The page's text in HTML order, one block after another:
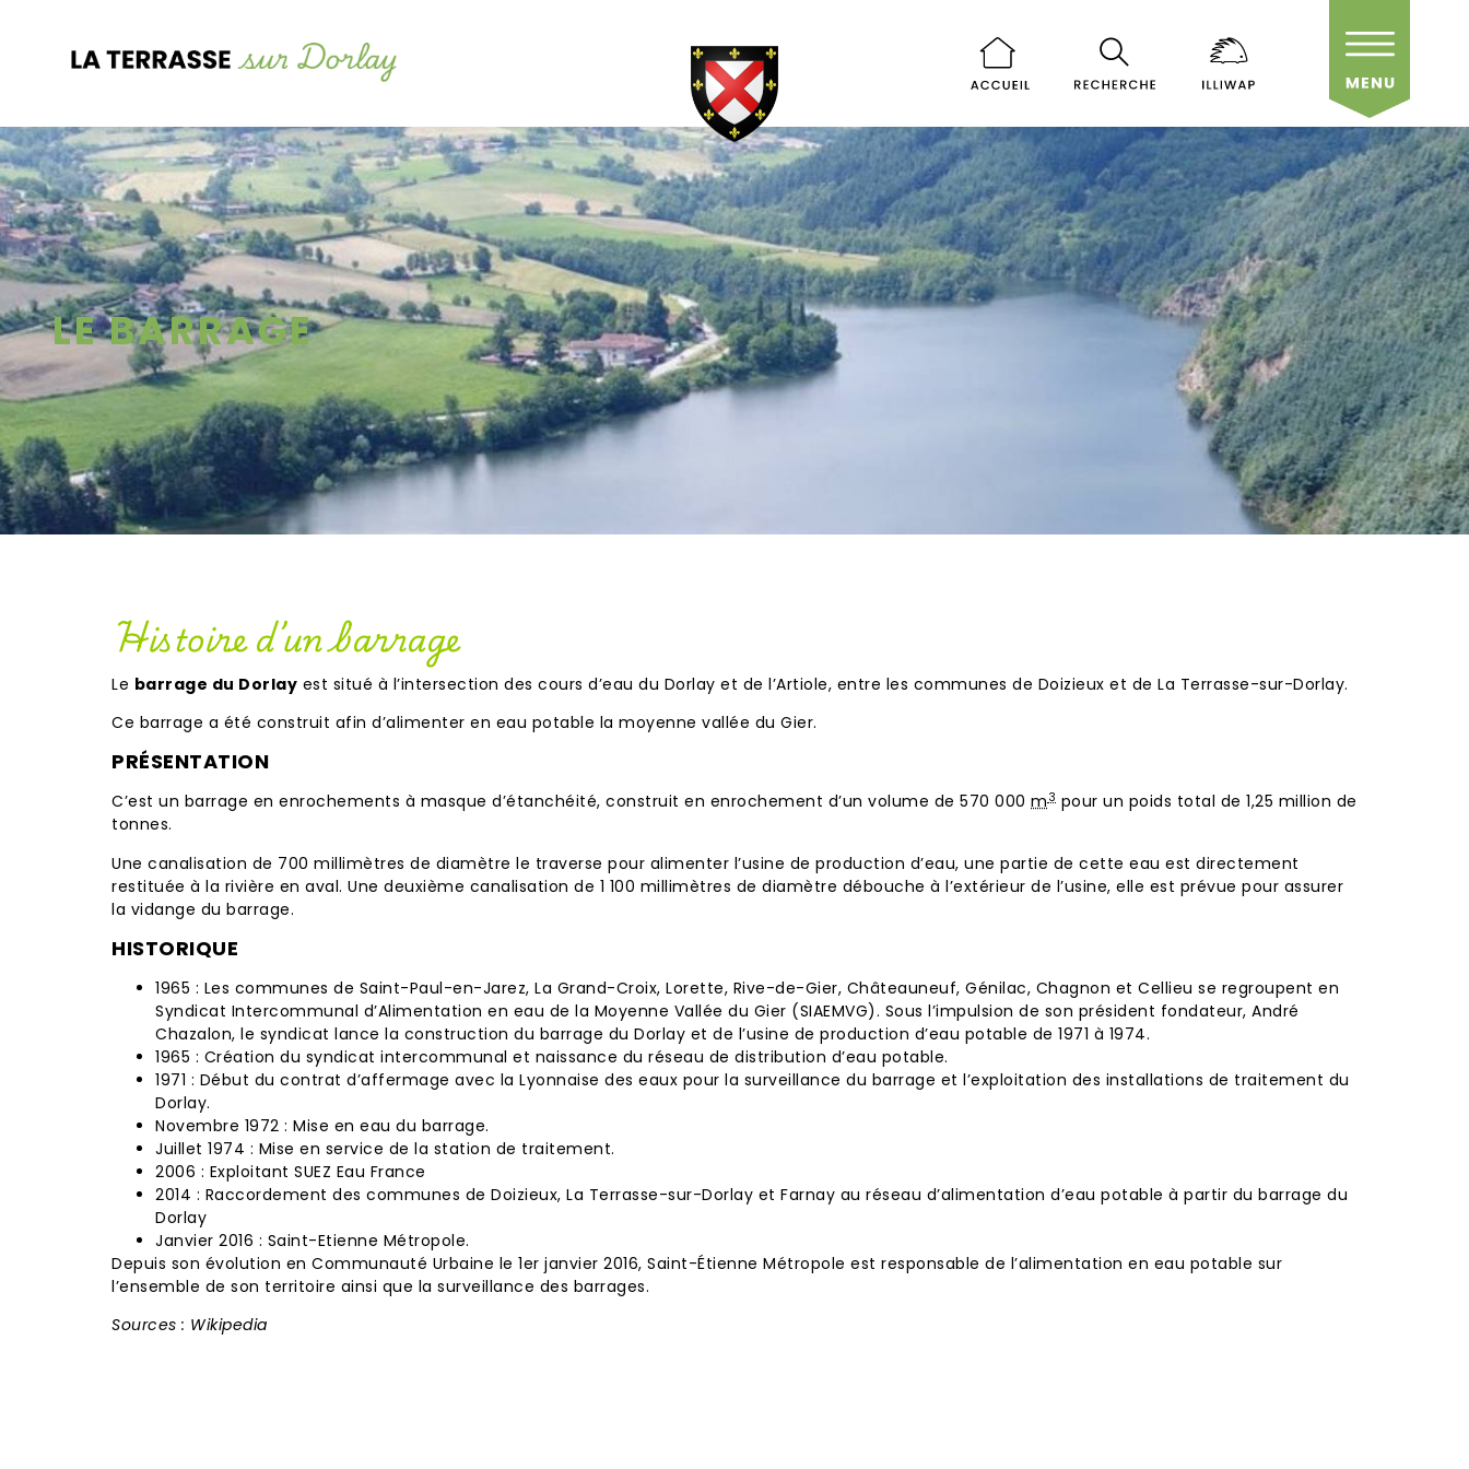
LE BARRAGE
Histoire d’un barrage
Le barrage du Dorlay est situé à l’intersection des cours d’eau du Dorlay et de l’Artiole, entre les communes de Doizieux et de La Terrasse-sur-Dorlay.
Ce barrage a été construit afin d’alimenter en eau potable la moyenne vallée du Gier.
PRÉSENTATION
C’est un barrage en enrochements à masque d’étanchéité, construit en enrochement d’un volume de 570 000 m3 pour un poids total de 1,25 million de
tonnes.
Une canalisation de 700 millimètres de diamètre le traverse pour alimenter l’usine de production d’eau, une partie de cette eau est directement
restituée à la rivière en aval. Une deuxième canalisation de 1 100 millimètres de diamètre débouche à l’extérieur de l’usine, elle est prévue pour assurer
la vidange du barrage.
HISTORIQUE
1965 : Les communes de Saint-Paul-en-Jarez, La Grand-Croix, Lorette, Rive-de-Gier, Châteauneuf, Génilac, Chagnon et Cellieu se regroupent en
Syndicat Intercommunal d’Alimentation en eau de la Moyenne Vallée du Gier (SIAEMVG). Sous l’impulsion de son président fondateur, André
Chazalon, le syndicat lance la construction du barrage du Dorlay et de l’usine de production d’eau potable de 1971 à 1974.
1965 : Création du syndicat intercommunal et naissance du réseau de distribution d’eau potable.
1971 : Début du contrat d’affermage avec la Lyonnaise des eaux pour la surveillance du barrage et l’exploitation des installations de traitement du
Dorlay.
Novembre 1972 : Mise en eau du barrage.
Juillet 1974 : Mise en service de la station de traitement.
2006 : Exploitant SUEZ Eau France
2014 : Raccordement des communes de Doizieux, La Terrasse-sur-Dorlay et Farnay au réseau d’alimentation d’eau potable à partir du barrage du
Dorlay
Janvier 2016 : Saint-Etienne Métropole.
Depuis son évolution en Communauté Urbaine le 1er janvier 2016, Saint-Étienne Métropole est responsable de l’alimentation en eau potable sur
l’ensemble de son territoire ainsi que la surveillance des barrages.
Sources : Wikipedia